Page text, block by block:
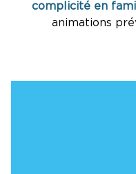
complicité en
animations